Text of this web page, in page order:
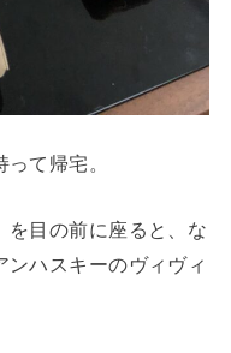
て帰宅。
を目の前に座ると、な
ハスキーのヴィヴィ